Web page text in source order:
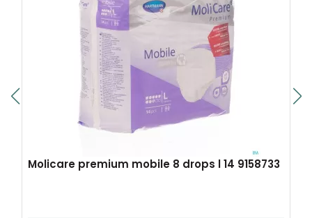
Molicare premium mobile 8 drops l 14 9158733